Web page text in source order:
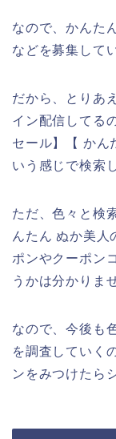
なので、かんた
などを募集して
だから、とりあ
イン配信してる
セール】【 かん
いう感じで検索
ただ、色々と検
んたん ぬか美人
ポンやクーポン
うかは分かりま
なので、今後も
を調査していく
ンをみつけたら